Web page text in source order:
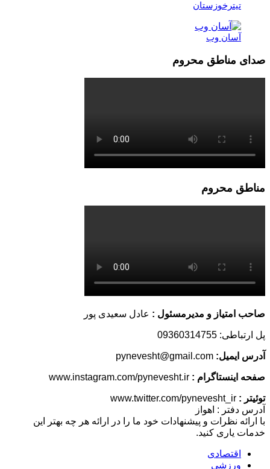
تیترخوزستان
آسان وب
صدای مناطق محروم
مناطق محروم
صاحب امتیاز و مدیرمسئول : عادل سعیدی پور
پل ارتباطی: 09360314755
آدرس ایمیل:
صفحه اینستاگرام :
توئیتر :
آدرس دفتر : اهواز
با ارائه نظرات و پیشنهادات خود ما را در ارائه هر چه بهتر این
خدمات یاری کنید.
اقتصادی
ورزشی